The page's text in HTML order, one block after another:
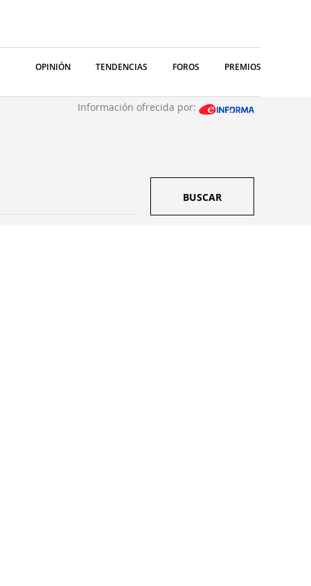
OPINIÓN TENDENCIAS FOROS PREMIOS
Información ofrecida por:
BUSCAR